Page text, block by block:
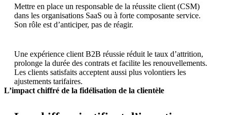
Mettre en place un responsable de la réussite client (CSM)
dans les organisations SaaS ou à forte composante service.
Son rôle est d’anticiper, pas de réagir.
Une expérience client B2B réussie réduit le taux d’attrition,
prolonge la durée des contrats et facilite les renouvellements.
Les clients satisfaits acceptent aussi plus volontiers les
ajustements tarifaires.
L’impact chiffré de la fidélisation de la clientèle